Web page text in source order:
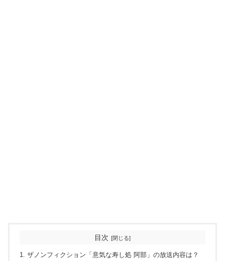
目次
ザノンフィクション「意気な寿し処 阿部」の放送内容は？